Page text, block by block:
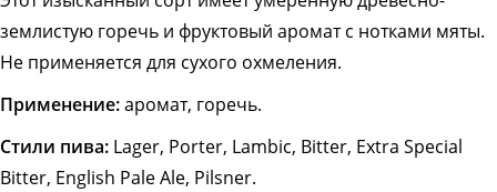
землистую горечь и фруктовый аромат с нотками мяты.
Не применяется для сухого охмеления.
Применение:аромат, горечь.
Стили пива: Lager, Porter, Lambic, Bitter, Extra Special
Bitter, English Pale Ale, Pilsner.